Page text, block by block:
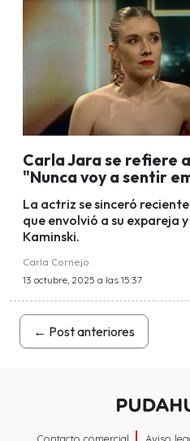
Carla Jara se refiere
"Nunca voy a sentir
La actriz se sinceró
que envolvió a su expareja
Kaminski.
Carla Cornejo
13 octubre, 2025 a las 15:37
← Post anteriores